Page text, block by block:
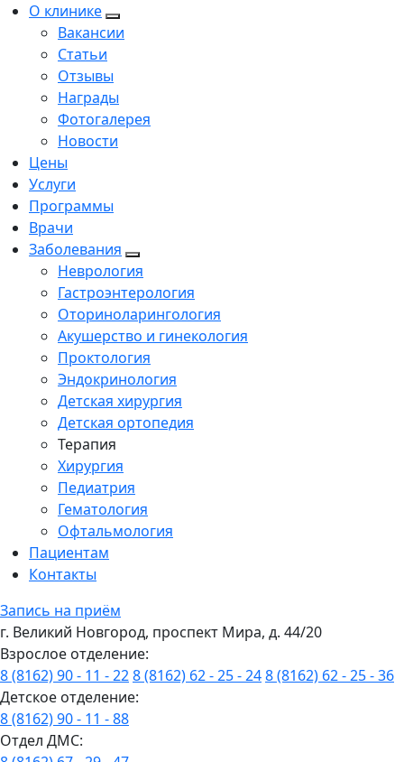
О клинике
Вакансии
Статьи
Отзывы
Награды
Фотогалерея
Новости
Цены
Услуги
Программы
Врачи
Заболевания
Неврология
Гастроэнтерология
Оториноларингология
Акушерство и гинекология
Проктология
Эндокринология
Детская хирургия
Детская ортопедия
Терапия
Хирургия
Педиатрия
Гематология
Офтальмология
Пациентам
Контакты
Запись на приём
г. Великий Новгород, проспект Мира, д. 44/20
Взрослое отделение:
8 (8162) 90 - 11 - 228 (8162) 62 - 25 - 248 (8162) 62 - 25 - 36
Детское отделение:
8 (8162) 90 - 11 - 88
Отдел ДМС: